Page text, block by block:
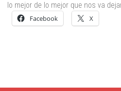
lo mejor de lo mejor que nos va
Facebook X